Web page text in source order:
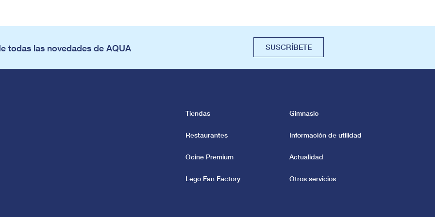
todas las novedades de AQUA SUSCRÍBETE
Tiendas
Restaurantes
Ocine Premium
Lego Fan Factory
Gimnasio
Información de utilidad
Actualidad
Otros servicios